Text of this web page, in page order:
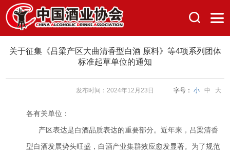
关于征集《吕梁产区大曲清香型白酒 原料》等4项系列团体
标准起草单位的通知
发布时间：2024年12月23日 字号： 小 中 大
各有关单位：
产区表达是白酒品质表达的重要部分。近年来，吕梁清香
型白酒发展势头旺盛，白酒产业集群效应愈发显著。为了规范